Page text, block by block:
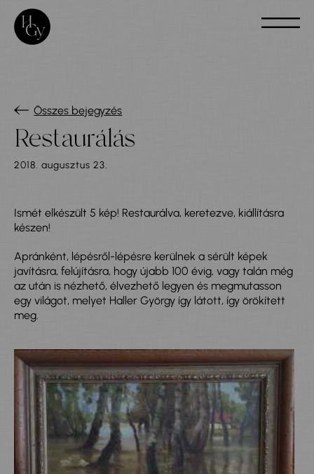
Összes bejegyzés
Restaurálás
2018. augusztus 23.
Ismét elkészült 5 kép! Restaurálva, keretezve, kiállításra
készen!
Apránként, lépésről-lépésre kerülnek a sérült képek
javításra, felújításra, hogy újabb 100 évig, vagy talán még
az után is nézhető, élvezhető legyen és megmutasson
egy világot, melyet Haller György így látott, így örökített
meg.